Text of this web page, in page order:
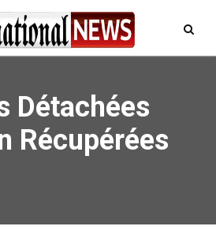
Détachées
Récupérées